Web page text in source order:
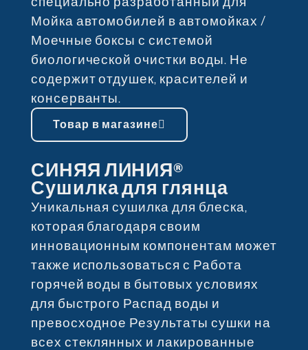
Мойка автомобилей в автомойках /
Моечные боксы с системой
биологической очистки воды. Не
содержит отдушек, красителей и
консерванты.
Товар в магазине
СИНЯЯ ЛИНИЯ®
Сушилка для глянца
Уникальная сушилка для блеска,
которая благодаря своим
инновационным компонентам может
также использоваться с Работа
горячей воды в бытовых условиях
для быстрого Распад воды и
превосходное Результаты сушки на
всех стеклянных и лакированные